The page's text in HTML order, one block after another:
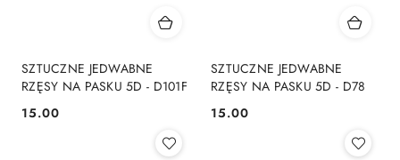
SZTUCZNE JEDWABNE
RZĘSY NA PASKU 5D - D101F
Cena:
15.00
SZTUCZNE JEDWABNE
RZĘSY NA PASKU 5D - D78
Cena:
15.00